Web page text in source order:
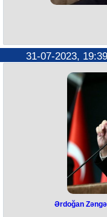
Sabiq Baş nazir
31-07-2023, 19:39
Ərdoğan